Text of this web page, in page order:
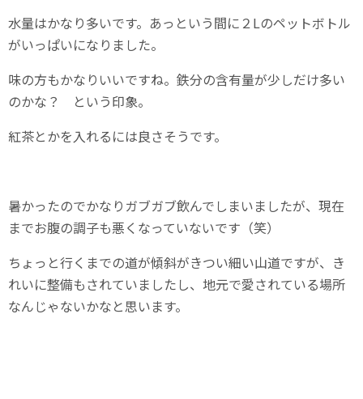
水量はかなり多いです。あっという間に２Lのペットボトル
がいっぱいになりました。
味の方もかなりいいですね。鉄分の含有量が少しだけ多い
のかな？ という印象。
紅茶とかを入れるには良さそうです。
暑かったのでかなりガブガブ飲んでしまいましたが、現在
までお腹の調子も悪くなっていないです（笑）
ちょっと行くまでの道が傾斜がきつい細い山道ですが、き
れいに整備もされていましたし、地元で愛されている場所
なんじゃないかなと思います。